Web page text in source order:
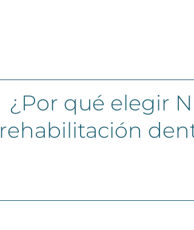
¿Por qué elegir
rehabilitación